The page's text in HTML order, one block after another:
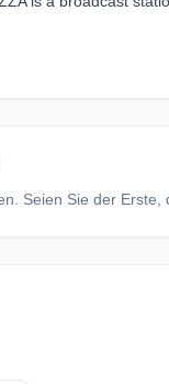
Seien Sie der Erste,